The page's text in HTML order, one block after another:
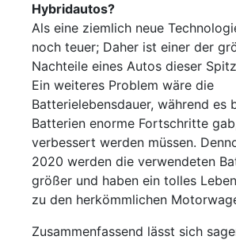
Hybridautos?
Als eine ziemlich neue
noch teuer; Daher ist einer der
Nachteile eines Autos dieser
Ein weiteres Problem wäre die
Batterielebensdauer, während es
Batterien enorme Fortschritte
verbessert werden müssen.
2020 werden die verwendeten
größer und haben ein tolles
zu den herkömmlichen
Zusammenfassend lässt sich